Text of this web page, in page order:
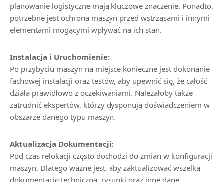
planowanie logistyczne mają kluczowe znaczenie. Ponadto,
potrzebne jest ochrona maszyn przed wstrząsami i innymi
elementami mogącymi wpływać na ich stan.
Instalacja i Uruchomienie:
Po przybyciu maszyn na miejsce konieczne jest dokonanie
fachowej instalacji oraz testów, aby upewnić się, że całość
działa prawidłowo z oczekiwaniami. Należałoby także
zatrudnić ekspertów, którzy dysponują doświadczeniem w
obszarze danego typu maszyn.
Aktualizacja Dokumentacji:
Pod czas relokacji często dochodzi do zmian w konfiguracji
maszyn. Dlatego ważne jest, aby zaktualizować wszelką
dokumentację techniczną, rysunki oraz inne dane